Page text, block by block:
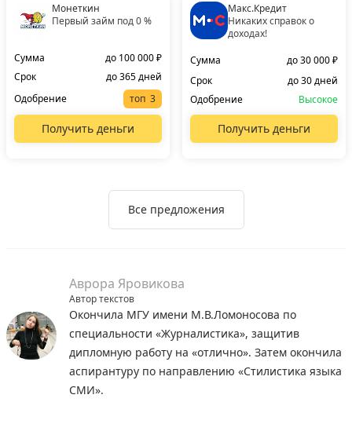
Монеткин
Первый займ под 0 %
Сумма
до 100 000 ₽
Срок
до 365 дней
Одобрение
топ
Получить деньги
Макс.Кредит
Никаких справок о
доходах!
Сумма
до 30 000 ₽
Срок
до 30 дней
Одобрение
Высокое
Получить деньги
Все предложения
Аврора Яровикова
Автор текстов
Окончила МГУ имени М.В.Ломоносова по
специальности «Журналистика», защитив
дипломную работу на «отлично». Затем окончила
аспирантуру по направлению «Стилистика языка
СМИ».